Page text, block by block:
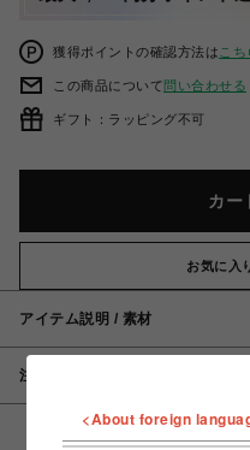
獲得ポイントの確認方法は こち
この商品について問い合わせる
ギフト：ラッピング不可
カー
お気に入
アイテム説明 / 素材
注意事項
<About foreign